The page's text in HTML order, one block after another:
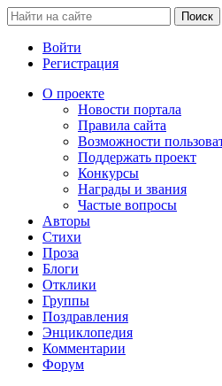
Войти
Регистрация
О проекте
Новости портала
Правила сайта
Возможности
Поддержать проект
Конкурсы
Награды и звания
Частые вопросы
Авторы
Стихи
Проза
Блоги
Отклики
Группы
Поздравления
Энциклопедия
Комментарии
Форум